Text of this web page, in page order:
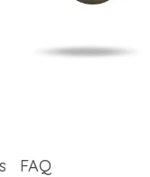
FAQ